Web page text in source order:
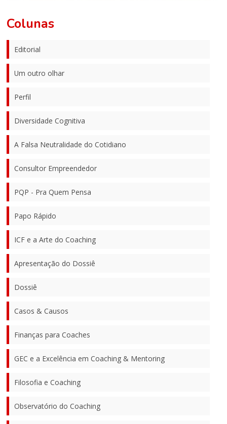
Colunas
Editorial
Um outro olhar
Perfil
Diversidade Cognitiva
A Falsa Neutralidade do Cotidiano
Consultor Empreendedor
PQP - Pra Quem Pensa
Papo Rápido
ICF e a Arte do Coaching
Apresentação do Dossiê
Dossiê
Casos & Causos
Finanças para Coaches
GEC e a Excelência em Coaching & Mentoring
Filosofia e Coaching
Observatório do Coaching